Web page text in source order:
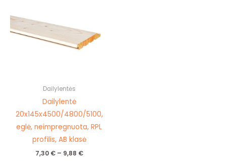
Dailylentės
Dailylentė
20x145x4500/4800/5100,
eglė, neimpregnuota, RPL
profilis, AB klasė
7,30 € – 9,88 €
on